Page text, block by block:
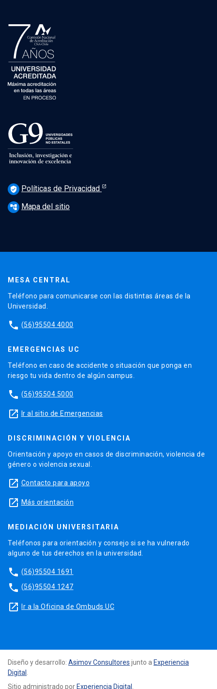
verified_user Políticas de Privacidad
account_tree Mapa del sitio
MESA CENTRAL
Teléfono para comunicarse con las distintas áreas de la
Universidad.
phone (56)95504 4000
EMERGENCIAS UC
Teléfono en caso de accidente o situación que ponga en
riesgo tu vida dentro de algún campus.
phone (56)95504 5000
launch Ir al sitio de Emergencias
DISCRIMINACIÓN Y VIOLENCIA
Orientación y apoyo en casos de discriminación, violencia de
género o violencia sexual.
launch Contacto para apoyo
launch Más orientación
MEDIACIÓN UNIVERSITARIA
Teléfonos para orientación y consejo si se ha vulnerado
alguno de tus derechos en la universidad.
phone (56)95504 1691
phone (56)95504 1247
launch Ir a la Oficina de Ombuds UC
Diseño y desarrollo: Asimov Consultores junto a Experiencia
Digital
Sitio administrado porExperiencia Digital